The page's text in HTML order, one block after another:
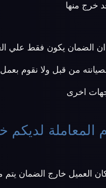
خرج منها
الضمان يكون فقط علي
من قبل ولا نقوم
اخرى
المعاملة لديكم
العميل خارج الضمان يتم